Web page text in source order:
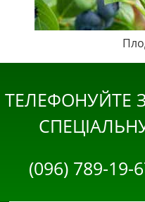
ТЕЛЕФОНУЙТЕ
(096) 789-19-